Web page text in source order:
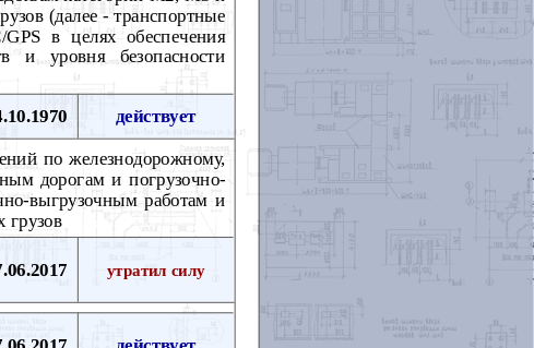
(далее - транспортные
в целях обеспечения
и уровня безопасности
действует
по железнодорожному,
дорогам и погрузочно-
выгрузочным работам и
грузов
утратил силу